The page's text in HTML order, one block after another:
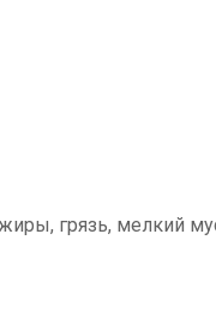
грязь, мелкий